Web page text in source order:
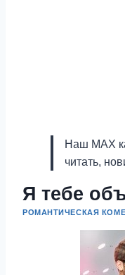
Наш MAX
читать,
Я тебе
РОМАНТИЧЕСКАЯ